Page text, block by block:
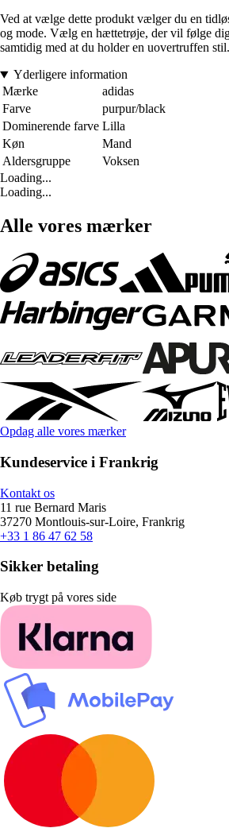
Ved at vælge dette produkt vælger du en
og mode. Vælg en hættetrøje, der vil følge
samtidig med at du holder en uovertruffen stil.
Yderligere information
Mærke
adidas
Farve
purpur/black
Dominerende farve Lilla
Køn
Mand
Aldersgruppe
Voksen
Loading...
Loading...
Alle vores mærker
Opdag alle vores mærker
Kundeservice i Frankrig
Kontakt os
11 rue Bernard Maris
37270 Montlouis-sur-Loire, Frankrig
+33 1 86 47 62 58
Sikker betaling
Køb trygt på vores side